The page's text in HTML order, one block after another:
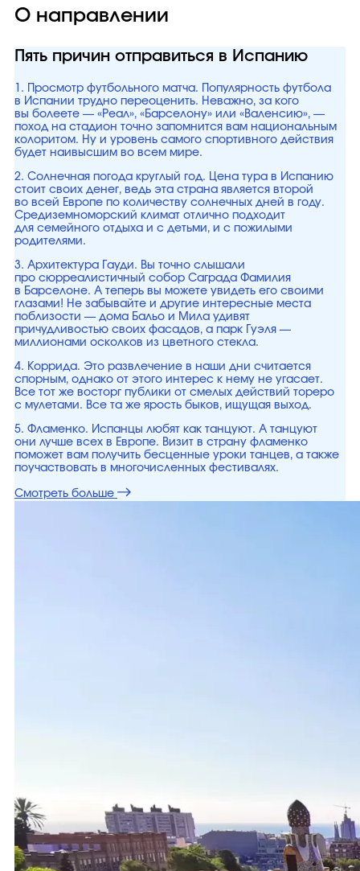
О направлении
Пять причин отправиться в Испанию
1. Просмотр футбольного матча. Популярность футбола
в Испании трудно переоценить. Неважно, за кого
вы болеете — «Реал», «Барселону» или «Валенсию», —
поход на стадион точно запомнится вам национальным
колоритом. Ну и уровень самого спортивного действия
будет наивысшим во всем мире.
2. Солнечная погода круглый год. Цена тура в Испанию
стоит своих денег, ведь эта страна является второй
во всей Европе по количеству солнечных дней в году.
Средиземноморский климат отлично подходит
для семейного отдыха и с детьми, и с пожилыми
родителями.
3. Архитектура Гауди. Вы точно слышали
про сюрреалистичный собор Саграда Фамилия
в Барселоне. А теперь вы можете увидеть его своими
глазами! Не забывайте и другие интересные места
поблизости — дома Бальо и Мила удивят
причудливостью своих фасадов, а парк Гуэля —
миллионами осколков из цветного стекла.
4. Коррида. Это развлечение в наши дни считается
спорным, однако от этого интерес к нему не угасает.
Все тот же восторг публики от смелых действий тореро
с мулетами. Все та же ярость быков, ищущая выход.
5. Фламенко. Испанцы любят как танцуют. А танцуют
они лучше всех в Европе. Визит в страну фламенко
поможет вам получить бесценные уроки танцев, а также
поучаствовать в многочисленных фестивалях.
Смотреть больше